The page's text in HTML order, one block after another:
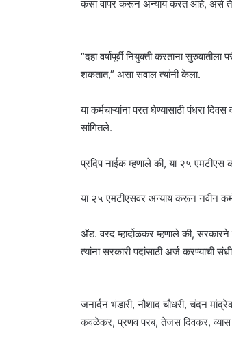
कसा वापर करून अन्याय करत आहे, असे ते
“दहा वर्षापूर्वी नियुक्ती करताना
शकतात,” असा सवाल त्यांनी केला.
या कर्मचाऱ्यांना परत घेण्यासाठी पंधरा
सांगितले.
प्रदिप नाईक म्हणाले की, या २५ एमटीएस
या २५ एमटीएसवर अन्याय करून नवीन
अ‍ॅड. वरद म्हार्दोळकर म्हणाले की,
त्यांना सरकारी पदांसाठी अर्ज करण्याची
जनार्दन भंडारी, नौशाद चौधरी, चंदन
कवळेकर, प्रणव परब, तेजस दिवकर, व्यास